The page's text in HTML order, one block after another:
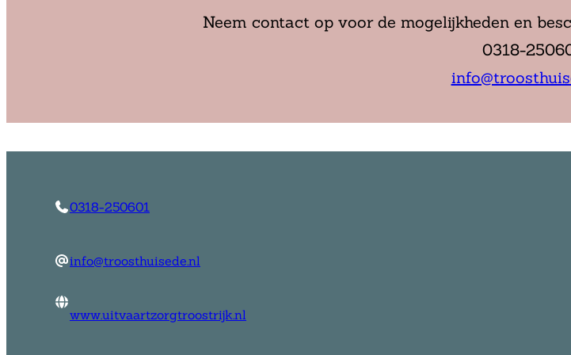
Neem contact op voor de mogelijkheden en
0318-
0318-250601
info@troosthuisede.nl
www.uitvaartzorgtroostrijk.nl